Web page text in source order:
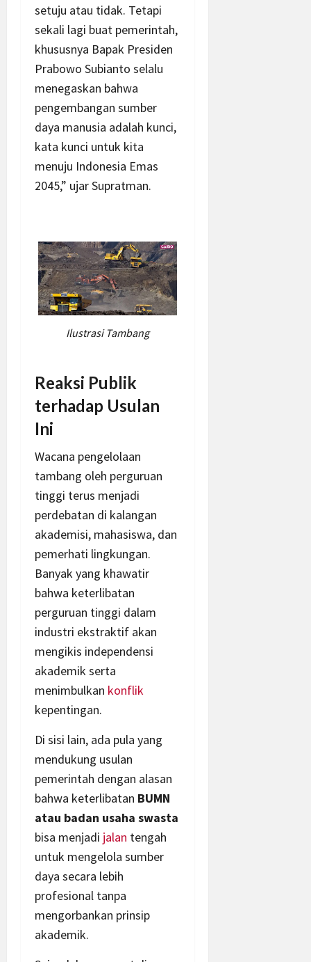
setuju atau tidak. Tetapi
sekali lagi buat pemerintah,
khususnya Bapak Presiden
Prabowo Subianto selalu
menegaskan bahwa
pengembangan sumber
daya manusia adalah kunci,
kata kunci untuk kita
menuju Indonesia Emas
2045,” ujar Supratman.
Ilustrasi Tambang
Reaksi Publik
terhadap Usulan
Ini
Wacana pengelolaan
tambang oleh perguruan
tinggi terus menjadi
perdebatan di kalangan
akademisi, mahasiswa, dan
pemerhati lingkungan.
Banyak yang khawatir
bahwa keterlibatan
perguruan tinggi dalam
industri ekstraktif akan
mengikis independensi
akademik serta
menimbulkan konflik
kepentingan.
Di sisi lain, ada pula yang
mendukung usulan
pemerintah dengan alasan
bahwa keterlibatan BUMN
atau badan usaha swasta
bisa menjadi jalan tengah
untuk mengelola sumber
daya secara lebih
profesional tanpa
mengorbankan prinsip
akademik.